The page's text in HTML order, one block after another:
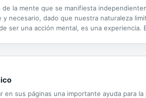
de la mente que se manifiesta
necesario, dado que nuestra naturaleza
ser una acción mental, es una
en sus páginas una importante ayuda para